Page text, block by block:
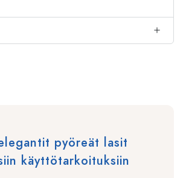
pyöreät lasit
käyttötarkoituksiin